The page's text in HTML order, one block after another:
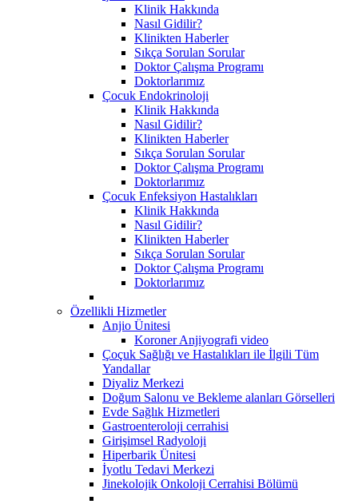
Klinik Hakkında
Nasıl Gidilir?
Klinikten Haberler
Sıkça Sorulan Sorular
Doktor Çalışma Programı
Doktorlarımız
Çocuk Endokrinoloji
Klinik Hakkında
Nasıl Gidilir?
Klinikten Haberler
Sıkça Sorulan Sorular
Doktor Çalışma Programı
Doktorlarımız
Çocuk Enfeksiyon Hastalıkları
Klinik Hakkında
Nasıl Gidilir?
Klinikten Haberler
Sıkça Sorulan Sorular
Doktor Çalışma Programı
Doktorlarımız
Özellikli Hizmetler
Anjio Ünitesi
Koroner Anjiyografi video
Çoçuk Sağlığı ve Hastalıkları ile İlgili Tüm
Yandallar
Diyaliz Merkezi
Doğum Salonu ve Bekleme alanları Görselleri
Evde Sağlık Hizmetleri
Gastroenteroloji cerrahisi
Girişimsel Radyoloji
Hiperbarik Ünitesi
İyotlu Tedavi Merkezi
Jinekolojik Onkoloji Cerrahisi Bölümü